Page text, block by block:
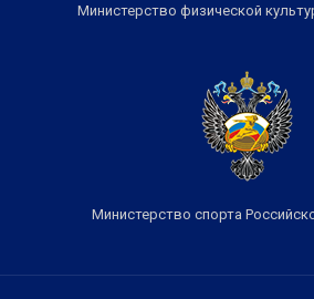
Министерство физической
Министерство спорта